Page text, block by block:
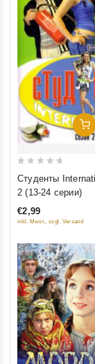
out
5
Студенты
2 (13-24 серии)
€2,99
inkl. Mwst., zzgl. Versand